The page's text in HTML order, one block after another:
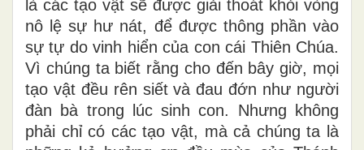
là các tạo vật sẽ được giải thoát khỏi vòng
nô lệ sự hư nát, để được thông phần vào
sự tự do vinh hiển của con cái Thiên Chúa.
Vì chúng ta biết rằng cho đến bây giờ, mọi
tạo vật đều rên siết và đau đớn như người
đàn bà trong lúc sinh con. Nhưng không
phải chỉ có các tạo vật, mà cả chúng ta là